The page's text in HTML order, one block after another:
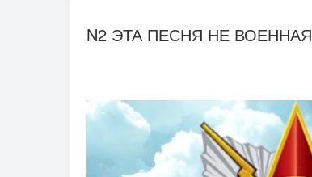
N2 ЭТА ПЕСНЯ НЕ ВОЕННАЯ